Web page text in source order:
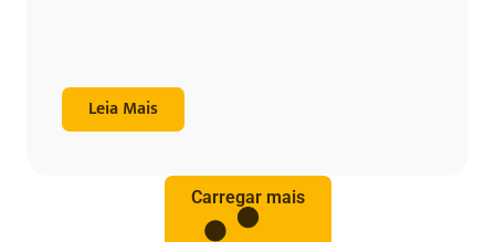
Leia Mais
Carregar mais